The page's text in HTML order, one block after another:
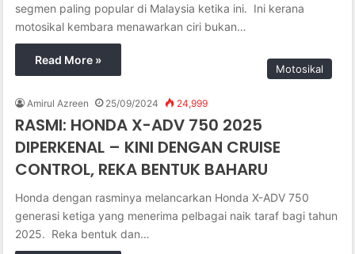
segmen paling popular di Malaysia ketika ini. Ini kerana
motosikal kembara menawarkan ciri bukan…
Read More »
Motosikal
Amirul Azreen 25/09/2024 24,999
RASMI: HONDA X-ADV 750 2025
DIPERKENAL – KINI DENGAN CRUISE
CONTROL, REKA BENTUK BAHARU
Honda dengan rasminya melancarkan Honda X-ADV 750
generasi ketiga yang menerima pelbagai naik taraf bagi tahun
2025. Reka bentuk dan…